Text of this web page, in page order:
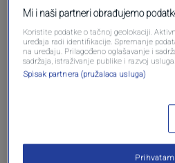
Oglas
NAJČITANIJE
Mi i naši partneri obrađujemo
Koristite podatke o tačnoj geolokaciji.
uređaja radi identifikacije. Spremanje
na uređaju. Prilagođeno oglašavanje i
sadržaja, istraživanje publike i razvoj usluga.
Spisak partnera (pružalaca usluga)
Prihvatam